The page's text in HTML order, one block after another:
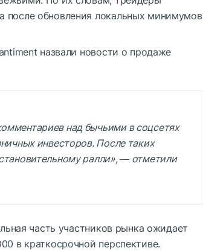
после обновления локальных минимумов
назвали новости о продаже
над бычьими в соцсетях
инвесторов. После таких
ралли», ― отметили
часть участников рынка ожидает
в краткосрочной перспективе.